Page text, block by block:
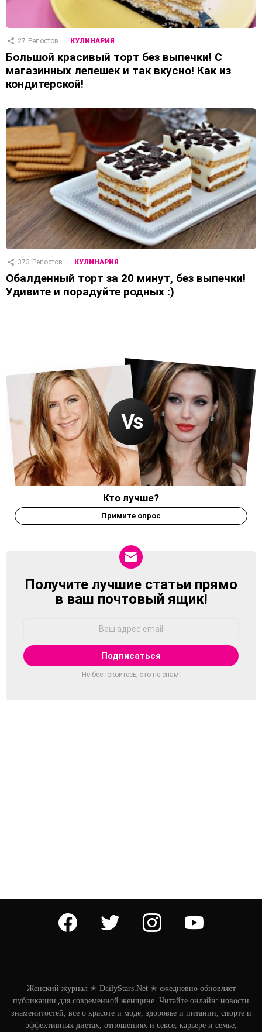
27 Репостов КУЛИНАРИЯ
Большой красивый торт без выпечки! С
магазинных лепешек и так вкусно! Как из
кондитерской!
373 Репостов КУЛИНАРИЯ
Обалденный торт за 20 минут, без выпечки!
Удивите и порадуйте родных :)
Кто лучше?
Примите опрос
NEWSLETTER
Получите лучшие статьи прямо
в ваш почтовый ящик!
Не беспокойтесь, это не спам!
facebook twitter instagram
Женский журнал ✭ DailyStars.Net ✭ ежедневно обновляет
публикации для современной женщине. Читайте онлайн: новости
знаменитостей, все о красоте и моде, здоровье и питании, спорте и
эффективных диетах, отношениях и сексе, карьере и семье,